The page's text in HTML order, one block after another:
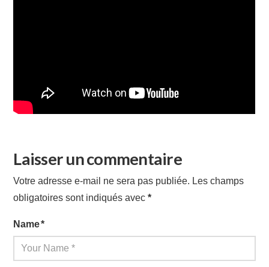
Laisser un commentaire
Votre adresse e-mail ne sera pas publiée. Les champs
obligatoires sont indiqués avec*
Name*